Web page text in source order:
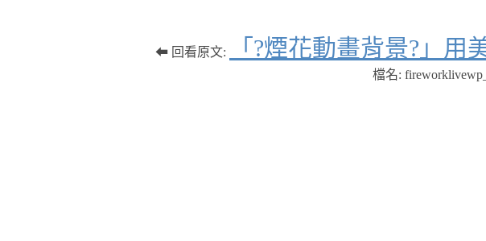
⬅ 回看原文: 「?煙花動畫背景?」
檔名: